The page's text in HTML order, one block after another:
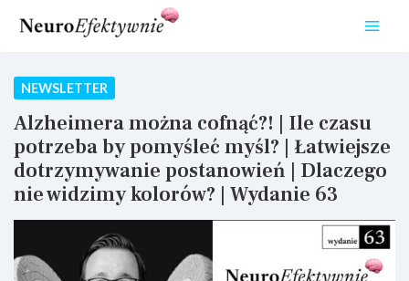
NEWSLETTER
Alzheimera można cofnąć?! | Ile czasu
potrzeba by pomyśleć myśl? | Łatwiejsze
dotrzymywanie postanowień | Dlaczego
nie widzimy kolorów? | Wydanie 63